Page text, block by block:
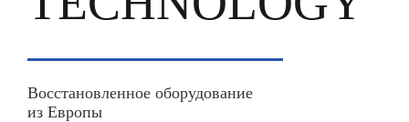
Восстановленное оборудование
из Европы